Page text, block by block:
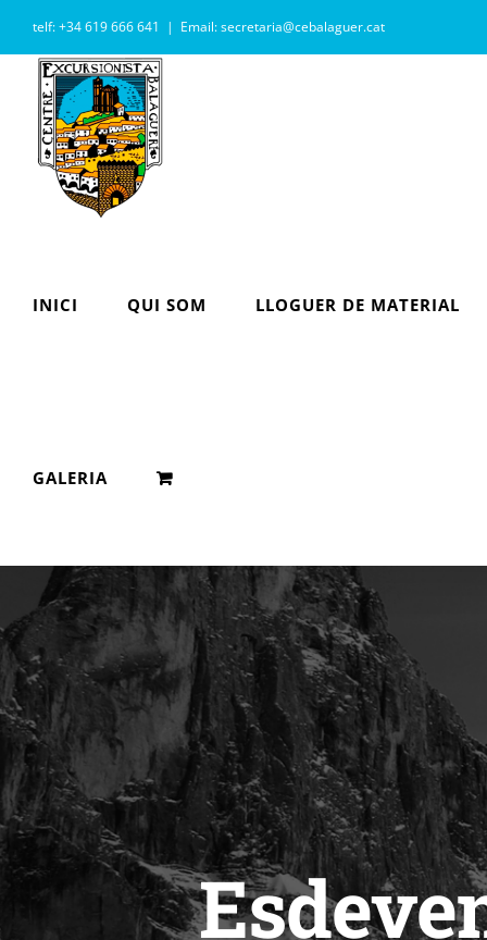
to
content
telf: +34 619 666 641 | Email: secretaria@cebalaguer.cat
INICI QUI SOM LLOGUER DE MATERIAL
GALERIA